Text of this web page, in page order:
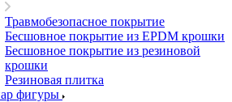
Травмобезопасное покрытие
Бесшовное покрытие из EPDM крошки
Бесшовное покрытие из резиновой
крошки
Резиновая плитка
фигуры